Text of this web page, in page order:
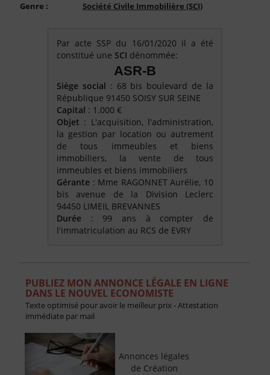
Genre :
Société Civile Immobilière (SCI)
Par acte SSP du 16/01/2020 il a été
constitué une SCI dénommée:
ASR-B
Siège social : 68 bis boulevard de la
République 91450 SOISY SUR SEINE
Capital : 1.000 €
Objet : L'acquisition, l'administration,
la gestion par location ou autrement
de tous immeubles et biens
immobiliers, la vente de tous
immeubles et biens immobiliers
Gérante : Mme RAGONNET Aurélie, 10
bis avenue de la Division Leclerc
94450 LIMEIL BREVANNES
Durée : 99 ans à compter de
l'immatriculation au RCS de EVRY
PUBLIEZ MON ANNONCE LÉGALE EN LIGNE
DANS LE NOUVEL ECONOMISTE
Texte optimisé pour avoir le meilleur prix - Attestation
immédiate par mail
Annonces légales
de Création